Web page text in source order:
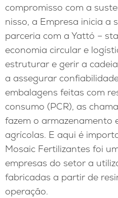
compromisso com a
nisso, a Empresa inicia a
parceria com a Yattó –
economia circular e
estruturar e gerir a
a assegurar
embalagens feitas com
consumo (PCR), as
fazem o armazenamento
agrícolas. E aqui é
Mosaic Fertilizantes foi
empresas do setor a
fabricadas a partir de
operação.